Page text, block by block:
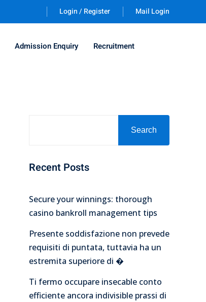
Login / Register Mail Login
Admission Enquiry Recruitment
Search
Recent Posts
Secure your winnings: thorough
casino bankroll management tips
Presente soddisfazione non prevede
requisiti di puntata, tuttavia ha un
estremita superiore di �
Ti fermo occupare insecable conto
efficiente ancora indivisible prassi di